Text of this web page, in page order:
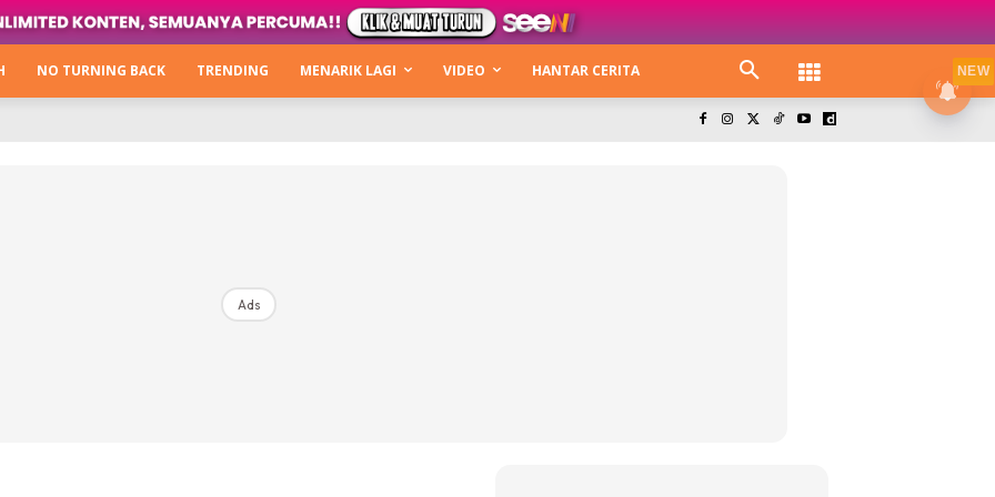
Hijabista
Next Level
NO TURNING BACK TRENDING MENARIK LAGI VIDEO HANTAR CERITA
Ads
NEW